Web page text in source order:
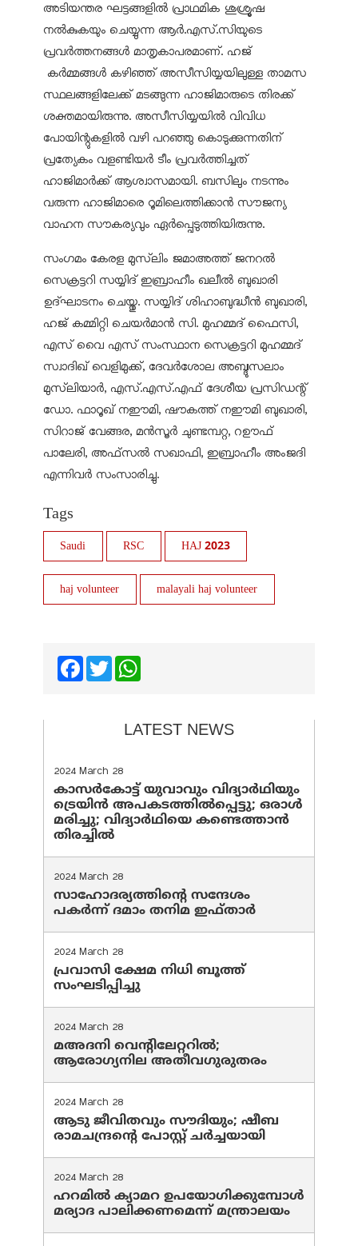
അടിയന്തര ഘട്ടങ്ങളിൽ പ്രാഥമിക ശുശ്രൂഷ
നൽകുകയും ചെയ്യുന്ന ആർ.എസ്.സിയുടെ
പ്രവർത്തനങ്ങൾ മാതൃകാപരമാണ്. ഹജ്
കർമ്മങ്ങൾ കഴിഞ്ഞ് അസീസിയ്യയിലുള്ള താമസ
സ്ഥലങ്ങളിലേക്ക് മടങ്ങുന്ന ഹാജിമാരുടെ തിരക്ക്
ശക്തമായിരുന്നു. അസീസിയ്യയിൽ വിവിധ
പോയിന്റുകളിൽ വഴി പറഞ്ഞു കൊടുക്കുന്നതിന്
പ്രത്യേകം വളണ്ടിയർ ടീം പ്രവർത്തിച്ചത്
ഹാജിമാർക്ക് ആശ്വാസമായി. ബസിലും നടന്നും
വരുന്ന ഹാജിമാരെ റൂമിലെത്തിക്കാൻ സൗജന്യ
വാഹന സൗകര്യവും ഏർപ്പെടുത്തിയിരുന്നു.
സംഗമം കേരള മുസ്‌ലിം ജമാഅത്ത് ജനറൽ
സെക്രട്ടറി സയ്യിദ് ഇബ്രാഹീം ഖലീൽ ബുഖാരി
ഉദ്ഘാടനം ചെയ്തു. സയ്യിദ് ശിഹാബുദ്ധീൻ ബുഖാരി,
ഹജ് കമ്മിറ്റി ചെയർമാൻ സി. മുഹമ്മദ് ഫൈസി,
എസ് വൈ എസ് സംസ്ഥാന സെക്രട്ടറി മുഹമ്മദ്
സ്വാദിഖ് വെളിമുക്ക്, ദേവർശോല അബ്ദുസലാം
മുസ്‌ലിയാർ, എസ്.എസ്.എഫ് ദേശീയ പ്രസിഡന്റ്
ഡോ. ഫാറൂഖ് നഈമി, ഷൗകത്ത് നഈമി ബുഖാരി,
സിറാജ് വേങ്ങര, മൻസൂർ ചുണ്ടമ്പറ്റ, റഊഫ്
പാലേരി, അഫ്‌സൽ സഖാഫി, ഇബ്രാഹീം അംജദി
എന്നിവർ സംസാരിച്ചു.
Tags
Saudi RSC HAJ 2023
haj volunteer malayali haj volunteer
FacebookTwitter
LATEST NEWS
2024 March 28
കാസർകോട്ട് യുവാവും വിദ്യാർഥിയും
ട്രെയിൻ അപകടത്തിൽപ്പെട്ടു; ഒരാൾ
മരിച്ചു; വിദ്യാർഥിയെ കണ്ടെത്താൻ
തിരച്ചിൽ
2024 March 28
സാഹോദര്യത്തിന്റെ സന്ദേശം
പകർന്ന് ദമാം തനിമ ഇഫ്‌താർ
2024 March 28
പ്രവാസി ക്ഷേമ നിധി ബൂത്ത്
സംഘടിപ്പിച്ചു
2024 March 28
മഅദനി വെന്റിലേറ്ററിൽ;
ആരോഗ്യനില അതീവഗുരുതരം
2024 March 28
ആടു ജീവിതവും സൗദിയും; ഷീബ
രാമചന്ദ്രന്റെ പോസ്റ്റ് ചര്‍ച്ചയായി
2024 March 28
ഹറമില്‍ ക്യാമറ ഉപയോഗിക്കുമ്പോള്‍
മര്യാദ പാലിക്കണമെന്ന് മന്ത്രാലയം